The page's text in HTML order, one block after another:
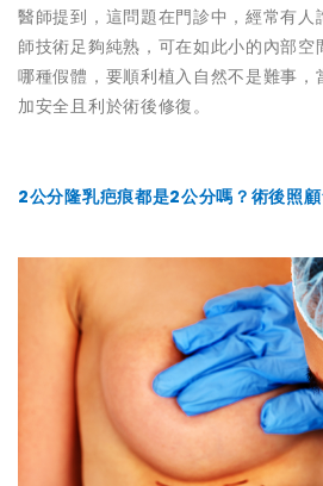
醫師提到，這問題在門診中，經常有
師技術足夠純熟，可在如此小的內部
哪種假體，要順利植入自然不是難事，
加安全且利於術後修復。
2公分隆乳疤痕都是2公分嗎？術後照